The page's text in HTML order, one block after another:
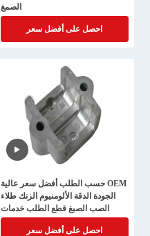
الصمغ
احصل على أفضل سعر
OEM حسب الطلب أفضل سعر عالية
الجودة الدقة الألومنيوم الزنك طلاء
الصب الصبغ قطع الطلب خدمات
الصب الصبرية
احصل على أفضل سعر